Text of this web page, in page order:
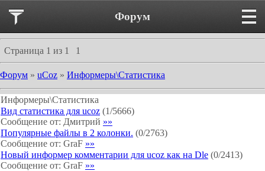
Форум
Страница 1 из 1 1
Форум » uCoz » Информеры\Статистика
Информеры\Статистика
Вид статистика для ucoz (1/5666)
Сообщение от: Дмитрий »»
Популярные файлы в 2 колонки. (0/2763)
Сообщение от: GraF »»
Новый информер комментарии для ucoz как на Dle (0/2413)
Сообщение от: GraF »»